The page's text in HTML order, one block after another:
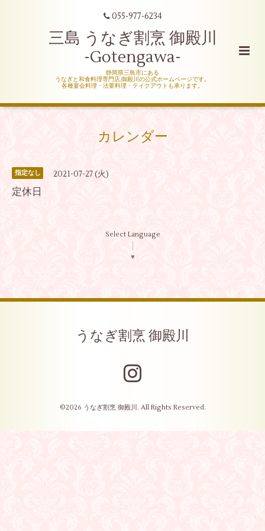
055-977-6234
三島 うなぎ割烹 御殿川
-Gotengawa-
静岡県三島市にある
うなぎと和食料理専門店,御殿川の公式ホームページです。
各種宴会料理・法要料理・テイクアウトも承ります。
カレンダー
指定なし 2021-07-27 (火)
定休日
Select Language
▼
うなぎ割烹 御殿川
©2026 うなぎ割烹 御殿川 . All Rights Reserved.